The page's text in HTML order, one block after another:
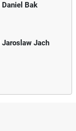
Daniel Bak
Jaroslaw Jach